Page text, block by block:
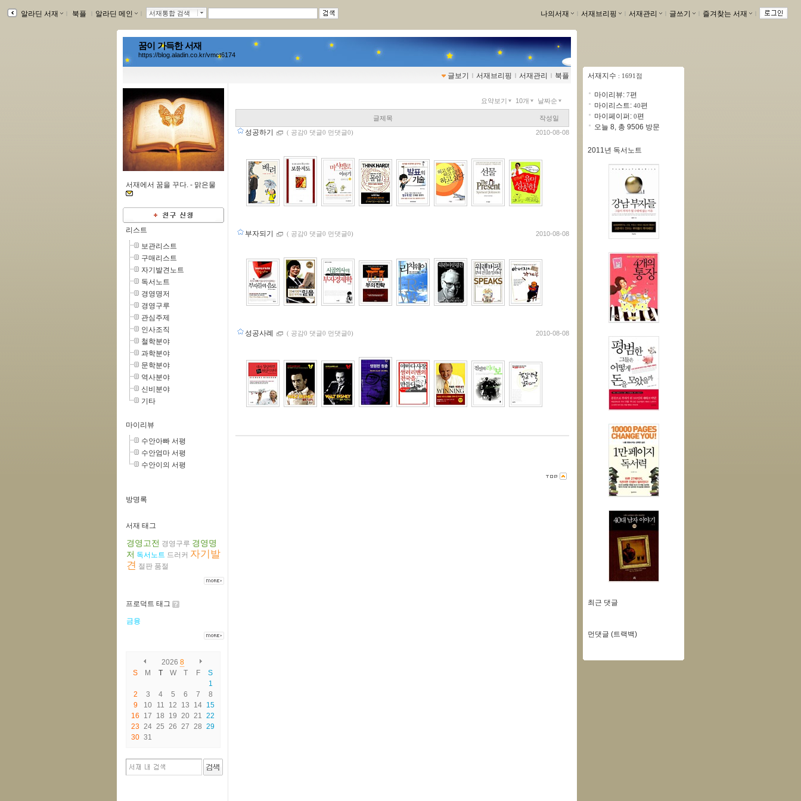
알라딘 서재 북플 알라딘 메인 서재통합 검색 나의서재 서재브리핑 서재관리 글쓰기 즐겨찾는 서재
꿈이 가득한 서재
https://blog.aladin.co.kr/vmct6174
글보기 ｌ 서재브리핑 ｌ 서재관리 ｌ 북플
서재에서 꿈을 꾸다. - 맑은물
리스트
보관리스트
구매리스트
자기발견노트
독서노트
경영명저
경영구루
관심주제
인사조직
철학분야
과학분야
문학분야
역사분야
신비분야
기타
마이리뷰
수안아빠 서평
수안엄마 서평
수안이의 서평
방명록
서재 태그
경영고전 경영구루 경영명
저 독서노트 드러커 자기발
견 절판 품절
프로덕트 태그
금융
2026 8
S
M T W T F
S
1
2
3 4 5 6 7
8
9
10 11 12 13 14 15
16
17 18 19 20 21
22
23 24 25 26 27 28 29
30 31
요약보기 10개 날짜순
글제목 작성일
성공하기 ( 공감0 댓글0 먼댓글0) 2010-08-08
부자되기 ( 공감0 댓글0 먼댓글0) 2010-08-08
성공사례 ( 공감0 댓글0 먼댓글0) 2010-08-08
서재지수 : 1691점
마이리뷰: 7편
마이리스트: 40편
마이페이퍼: 0편
오늘 8, 총 9506 방문
2011년 독서노트
최근 댓글
먼댓글 (트랙백)